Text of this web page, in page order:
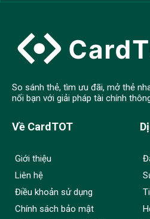
So sánh thẻ, tìm ưu đãi, mở thẻ
nối bạn với giải pháp tài chính
Về CardTOT
Giới thiệu
Liên hệ
Điều khoản sử dụng
Chính sách bảo mật